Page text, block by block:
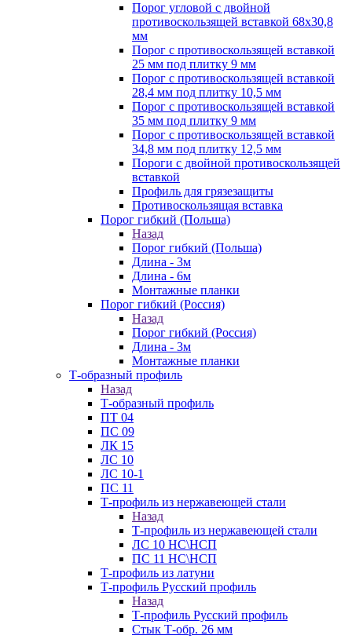
Порог угловой с двойной
противоскользящей вставкой 68х30,8
мм
Порог с противоскользящей вставкой
25 мм под плитку 9 мм
Порог с противоскользящей вставкой
28,4 мм под плитку 10,5 мм
Порог с противоскользящей вставкой
35 мм под плитку 9 мм
Порог с противоскользящей вставкой
34,8 мм под плитку 12,5 мм
Пороги с двойной противоскользящей
вставкой
Профиль для грязезащиты
Противоскользящая вставка
Порог гибкий (Польша)
Назад
Порог гибкий (Польша)
Длина - 3м
Длина - 6м
Монтажные планки
Порог гибкий (Россия)
Назад
Порог гибкий (Россия)
Длина - 3м
Монтажные планки
Т-образный профиль
Назад
Т-образный профиль
ПТ 04
ПС 09
ЛК 15
ЛС 10
ЛС 10-1
ПС 11
Т-профиль из нержавеющей стали
Назад
Т-профиль из нержавеющей стали
ЛС 10 НС\НСП
ПС 11 НС\НСП
Т-профиль из латуни
Т-профиль Русский профиль
Назад
Т-профиль Русский профиль
Стык Т-обр. 26 мм